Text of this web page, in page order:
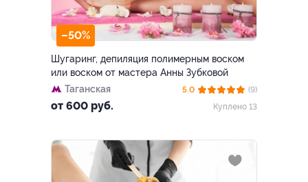
–50%
Шугаринг, депиляция полимерным воском
или воском от мастера Анны Зубковой
Таганская
от 600 руб.
5.0
(9)
Куплено 13